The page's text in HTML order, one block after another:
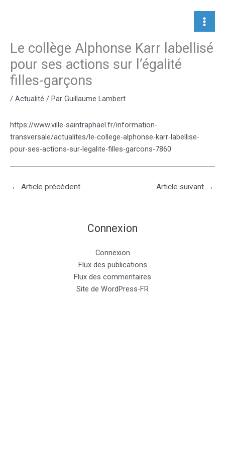
Le collège Alphonse Karr labellisé
pour ses actions sur l’égalité
filles-garçons
/ Actualité / Par Guillaume Lambert
https://www.ville-saintraphael.fr/information-
transversale/actualites/le-college-alphonse-karr-labellise-
pour-ses-actions-sur-legalite-filles-garcons-7860
← Article précédent Article suivant →
Connexion
Connexion
Flux des publications
Flux des commentaires
Site de WordPress-FR